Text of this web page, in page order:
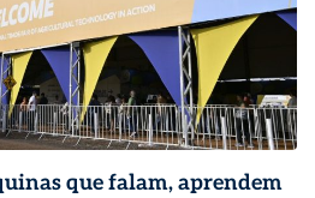
que falam, aprendem